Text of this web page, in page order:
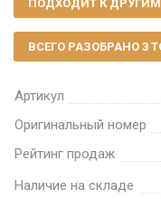
Артикул
Оригинальный номер
Рейтинг продаж
Наличие на складе
ПОДХОДИТ К
ВСЕГО РАЗОБРАНО 3